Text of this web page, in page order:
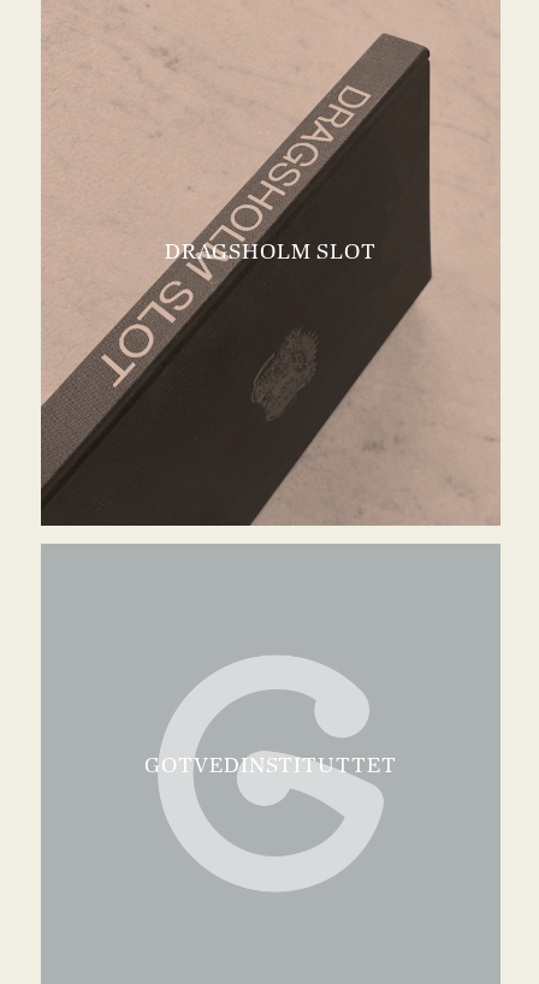
DRAGSHOLM SLOT
GOTVEDINSTITUTTET